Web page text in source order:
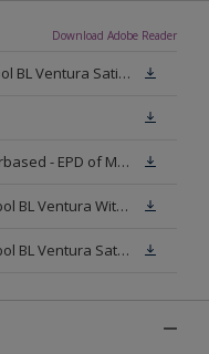
Download Adobe Reader
Technisch Informatieblad Rubbol BL Ventura Satin (PDF)
Sikkens Exterior Laquers Waterbased - EPD of Milieuproductverklaring
Veiligheidsinformatieblad Rubbol BL Ventura Wit W05(MSDS)
Veiligheidsinformatieblad Rubbol BL Ventura Satin N00 (MSDS)